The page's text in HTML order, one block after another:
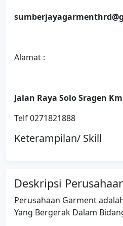
Alamat :
Jalan Raya Solo Sragen
Telf 0271821888
Keterampilan/ Skill
Deskripsi
Perusahaan Garment
Yang Bergerak Dalam